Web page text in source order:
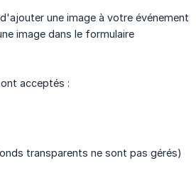
une image à votre événement
image dans le formulaire
acceptés :
transparents ne sont pas gérés)